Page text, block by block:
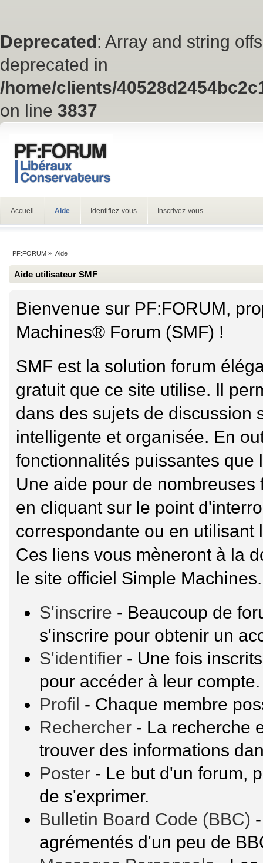
Deprecated: Array and string
deprecated in
/home/clients/
on line 3837
Accueil Aide Identifiez-vous Inscrivez-vous
PF:FORUM » Aide
Aide utilisateur SMF
Bienvenue sur PF:FORUM,
Machines® Forum (SMF) !
SMF est la solution forum
gratuit que ce site utilise. Il
dans des sujets de discussion
intelligente et organisée. En
fonctionnalités puissantes que
Une aide pour de
en cliquant sur le point
correspondante ou en
Ces liens vous mèneront à la
le site officiel Simple Machines.
S'inscrire - Beaucoup de
s'inscrire pour obtenir un
S'identifier - Une fois
pour accéder à leur compte.
Profil - Chaque membre
Rechercher - La recherche
trouver des informations
Poster - Le but d'un forum,
de s'exprimer.
Bulletin Board Code (BBC)
agrémentés d'un peu de